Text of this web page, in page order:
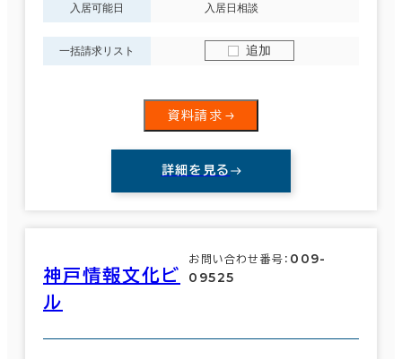
入居可能日 入居日相談
一括請求リスト 追加
資料請求
詳細を見る
神戸情報文化ビ
ル
お問い合わせ番号： 009-
09525